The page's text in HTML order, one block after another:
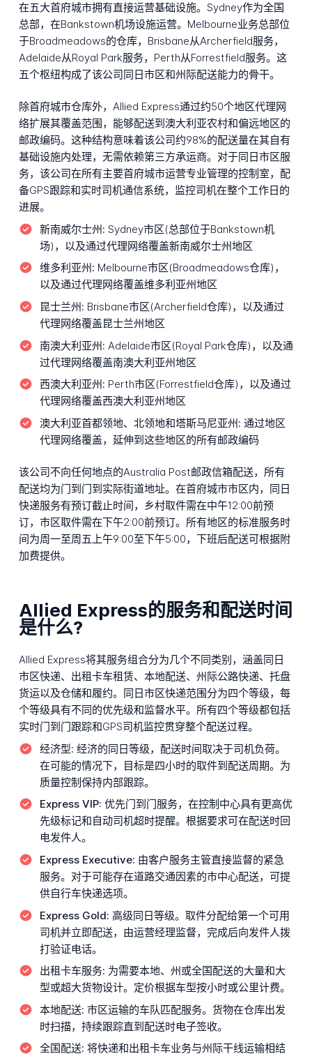
在五大首府城市拥有直接运营基础设施。Sydney作为全国
总部，在Bankstown机场设施运营。Melbourne业务总部位
于Broadmeadows的仓库，Brisbane从Archerfield服务，
Adelaide从Royal Park服务，Perth从Forrestfield服务。这
五个枢纽构成了该公司同日市区和州际配送能力的骨干。
除首府城市仓库外，Allied Express通过约50个地区代理网
络扩展其覆盖范围，能够配送到澳大利亚农村和偏远地区的
邮政编码。这种结构意味着该公司约98%的配送量在其自有
基础设施内处理，无需依赖第三方承运商。对于同日市区服
务，该公司在所有主要首府城市运营专业管理的控制室，配
备GPS跟踪和实时司机通信系统，监控司机在整个工作日的
进展。
新南威尔士州: Sydney市区(总部位于Bankstown机
场)，以及通过代理网络覆盖新南威尔士州地区
维多利亚州: Melbourne市区(Broadmeadows仓库)，
以及通过代理网络覆盖维多利亚州地区
昆士兰州: Brisbane市区(Archerfield仓库)，以及通过
代理网络覆盖昆士兰州地区
南澳大利亚州: Adelaide市区(Royal Park仓库)，以及通
过代理网络覆盖南澳大利亚州地区
西澳大利亚州: Perth市区(Forrestfield仓库)，以及通过
代理网络覆盖西澳大利亚州地区
澳大利亚首都领地、北领地和塔斯马尼亚州: 通过地区
代理网络覆盖，延伸到这些地区的所有邮政编码
该公司不向任何地点的Australia Post邮政信箱配送，所有
配送均为门到门到实际街道地址。在首府城市市区内，同日
快递服务有预订截止时间，乡村取件需在中午12:00前预
订，市区取件需在下午2:00前预订。所有地区的标准服务时
间为周一至周五上午9:00至下午5:00，下班后配送可根据附
加费提供。
Allied Express的服务和配送时间
是什么?
Allied Express将其服务组合分为几个不同类别，涵盖同日
市区快递、出租卡车租赁、本地配送、州际公路快递、托盘
货运以及仓储和履约。同日市区快递范围分为四个等级，每
个等级具有不同的优先级和监督水平。所有四个等级都包括
实时门到门跟踪和GPS司机监控贯穿整个配送过程。
经济型: 经济的同日等级，配送时间取决于司机负荷。
在可能的情况下，目标是四小时的取件到配送周期。为
质量控制保持内部跟踪。
Express VIP: 优先门到门服务，在控制中心具有更高优
先级标记和自动司机超时提醒。根据要求可在配送时回
电发件人。
Express Executive: 由客户服务主管直接监督的紧急
服务。对于可能存在道路交通因素的市中心配送，可提
供自行车快递选项。
Express Gold: 高级同日等级。取件分配给第一个可用
司机并立即配送，由运营经理监督，完成后向发件人拨
打验证电话。
出租卡车服务: 为需要本地、州或全国配送的大量和大
型或超大货物设计。定价根据车型按小时或公里计费。
本地配送: 市区运输的车队匹配服务。货物在仓库出发
时扫描，持续跟踪直到配送时电子签收。
全国配送: 将快递和出租卡车业务与州际干线运输相结